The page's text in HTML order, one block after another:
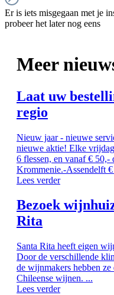
Er is iets misgegaan met je
probeer het later nog eens
Meer
Laat uw
regio
Nieuw jaar - nieuwe
nieuwe aktie! Elke
6 flessen, en vanaf € 50,-
Krommenie.-Assendelft
Lees verder
Bezoek
Rita
Santa Rita heeft eigen
Door de verschillende
de wijnmakers hebben ze
Chileense wijnen. ...
Lees verder